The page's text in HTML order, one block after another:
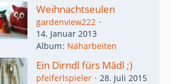
Weihnachtseulen
gardenview222
14. Januar 2013
Album Näharbeiten
Ein Dirndl fürs Mädl ;)
pfeiferlspieler
28. Juli 2015